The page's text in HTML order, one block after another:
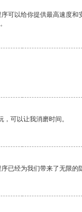
可以给你提供最高速度和
可以让我消磨时间。
已经为我们带来了无限的